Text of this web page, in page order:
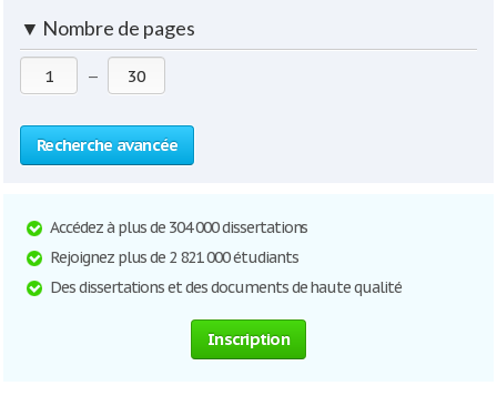
▼ Nombre de pages
—
Recherche avancée
Accédez à plus de 304 000 dissertations
Rejoignez plus de 2 821 000 étudiants
Des dissertations et des documents de haute qualité
Inscription